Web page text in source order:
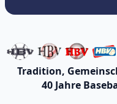
Tradition,
40 Jahre